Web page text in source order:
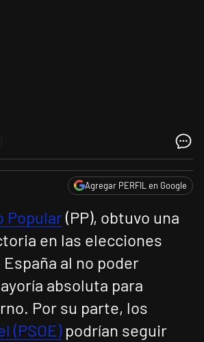
Agregar PERFIL en Google
Popular(PP), obtuvo una
en las elecciones
al no poder
absoluta para
Por su parte, los
(PSOE)podrían seguir